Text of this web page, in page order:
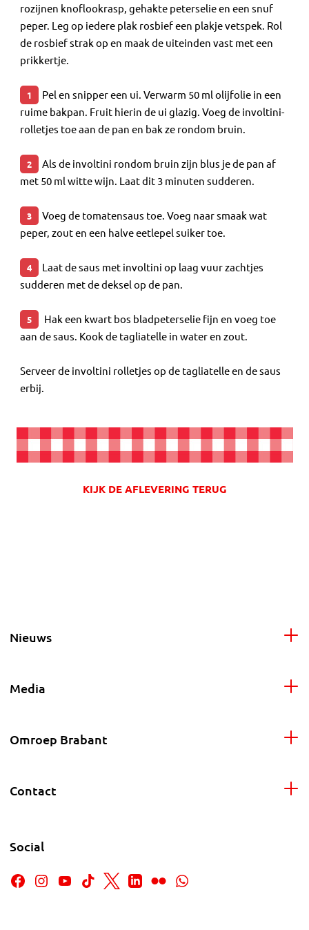
rozijnen knoflookrasp, gehakte peterselie en een snuf
peper. Leg op iedere plak rosbief een plakje vetspek. Rol
de rosbief strak op en maak de uiteinden vast met een
prikkertje.
1
Pel en snipper een ui. Verwarm 50 ml olijfolie in een
ruime bakpan. Fruit hierin de ui glazig. Voeg de involtini-
rolletjes toe aan de pan en bak ze rondom bruin.
2
Als de involtini rondom bruin zijn blus je de pan af
met 50 ml witte wijn. Laat dit 3 minuten sudderen.
3
Voeg de tomatensaus toe. Voeg naar smaak wat
peper, zout en een halve eetlepel suiker toe.
4
Laat de saus met involtini op laag vuur zachtjes
sudderen met de deksel op de pan.
5
Hak een kwart bos bladpeterselie fijn en voeg toe
aan de saus. Kook de tagliatelle in water en zout.
Serveer de involtini rolletjes op de tagliatelle en de saus
erbij.
KIJK DE AFLEVERING TERUG
Nieuws
Media
Omroep Brabant
Contact
Social